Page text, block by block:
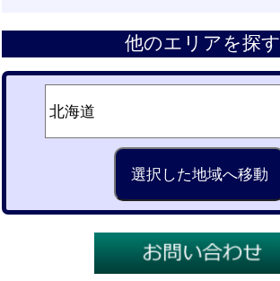
他のエリアを探す